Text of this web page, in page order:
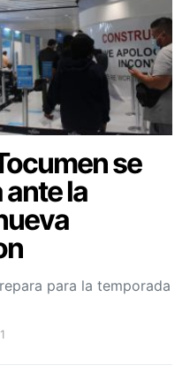
se
la
para la temporada